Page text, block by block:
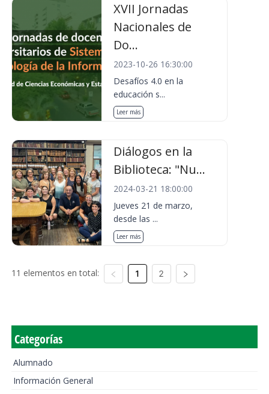
XVII Jornadas
Nacionales de
Do...
2023-10-26 16:30:00
Desafíos 4.0 en la
educación s...
Leer más
Diálogos en la
Biblioteca: "Nu...
2024-03-21 18:00:00
Jueves 21 de marzo,
desde las ...
Leer más
11 elementos en total: 1 2
Categorías
Alumnado
Información General